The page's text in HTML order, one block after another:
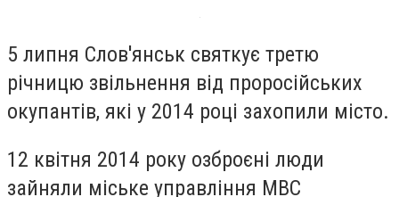
5 липня Слов'янськ святкує третю
річницю звільнення від проросійських
окупантів, які у 2014 році захопили місто.
12 квітня 2014 року озброєні люди
зайняли міське управління МВС